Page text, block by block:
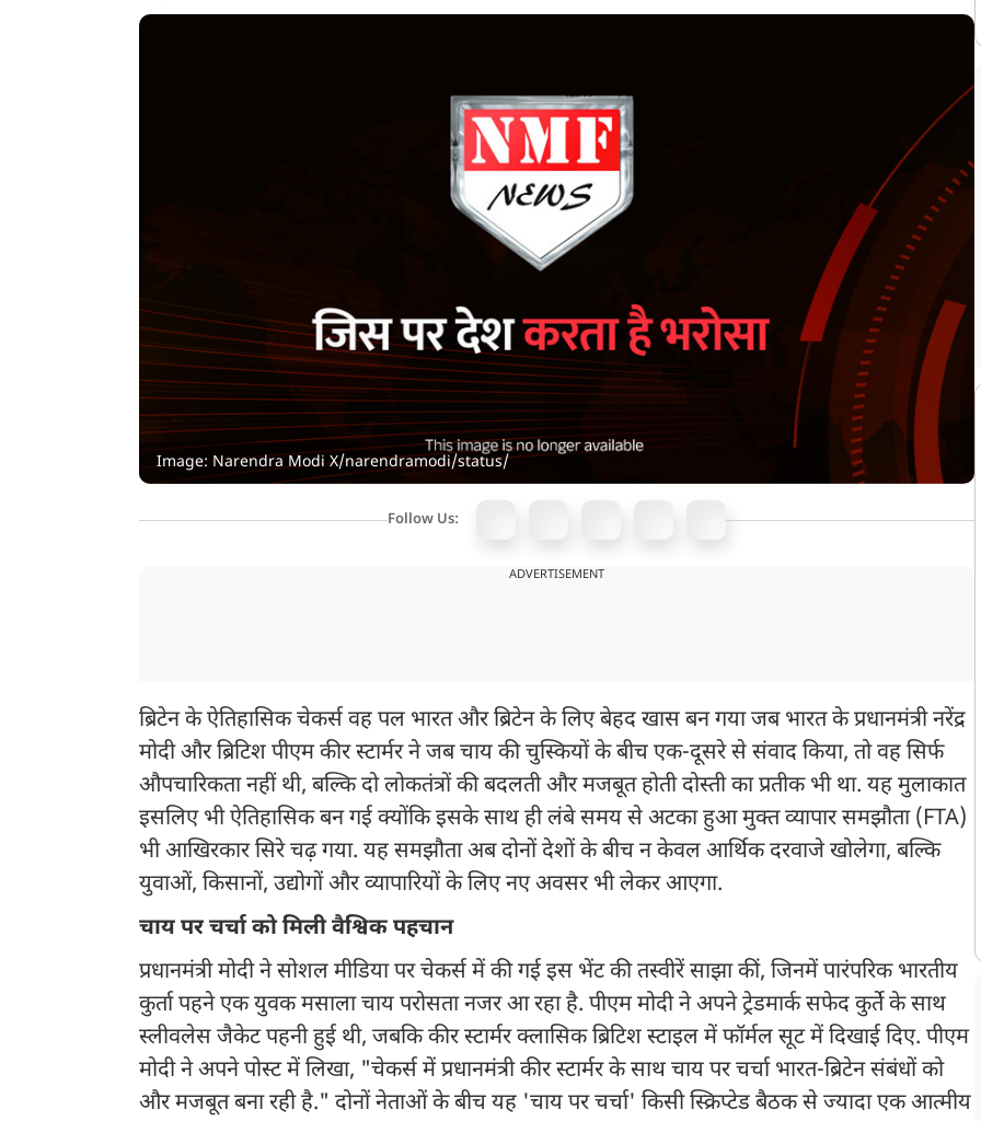
Image: Narendra Modi X/narendramodi/status/
Follow Us:
ADVERTISEMENT
ब्रिटेन के ऐतिहासिक चेकर्स वह पल भारत और ब्रिटेन के लिए बेहद खास बन गया जब भारत के प्रधानमंत्री नरेंद्र
मोदी और ब्रिटिश पीएम कीर स्टार्मर ने जब चाय की चुस्कियों के बीच एक-दूसरे से संवाद किया, तो वह सिर्फ
औपचारिकता नहीं थी, बल्कि दो लोकतंत्रों की बदलती और मजबूत होती दोस्ती का प्रतीक भी था. यह मुलाकात
इसलिए भी ऐतिहासिक बन गई क्योंकि इसके साथ ही लंबे समय से अटका हुआ मुक्त व्यापार समझौता (FTA)
भी आखिरकार सिरे चढ़ गया. यह समझौता अब दोनों देशों के बीच न केवल आर्थिक दरवाजे खोलेगा, बल्कि
युवाओं, किसानों, उद्योगों और व्यापारियों के लिए नए अवसर भी लेकर आएगा.
चाय पर चर्चा को मिली वैश्विक पहचान
प्रधानमंत्री मोदी ने सोशल मीडिया पर चेकर्स में की गई इस भेंट की तस्वीरें साझा कीं, जिनमें पारंपरिक भारतीय
कुर्ता पहने एक युवक मसाला चाय परोसता नजर आ रहा है. पीएम मोदी ने अपने ट्रेडमार्क सफेद कुर्ते के साथ
स्लीवलेस जैकेट पहनी हुई थी, जबकि कीर स्टार्मर क्लासिक ब्रिटिश स्टाइल में फॉर्मल सूट में दिखाई दिए. पीएम
मोदी ने अपने पोस्ट में लिखा, "चेकर्स में प्रधानमंत्री कीर स्टार्मर के साथ चाय पर चर्चा भारत-ब्रिटेन संबंधों को
और मजबूत बना रही है." दोनों नेताओं के बीच यह 'चाय पर चर्चा' किसी स्क्रिप्टेड बैठक से ज्यादा एक आत्मीय